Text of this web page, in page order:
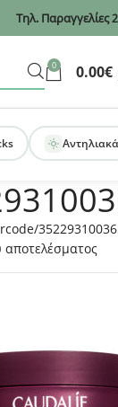
Τηλ. Παραγγελίες
0 0.00€
Αντηλιακά